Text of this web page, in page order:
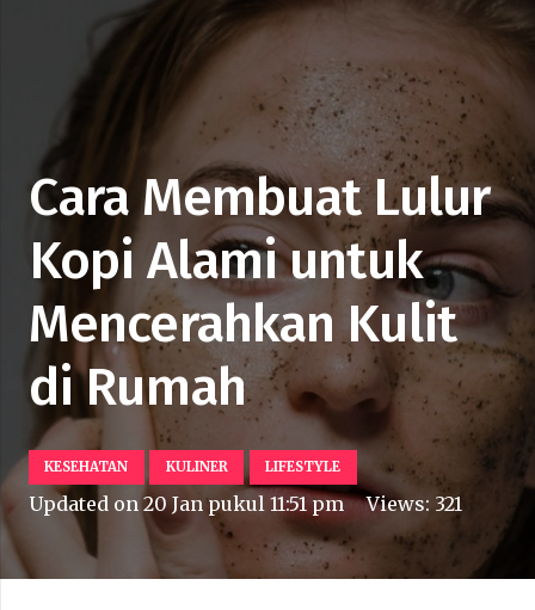
Cara Membuat Lulur
Kopi Alami untuk
Mencerahkan Kulit
di Rumah
KESEHATAN KULINER LIFESTYLE
Updated on 20 Jan pukul 11:51 pm Views: 321